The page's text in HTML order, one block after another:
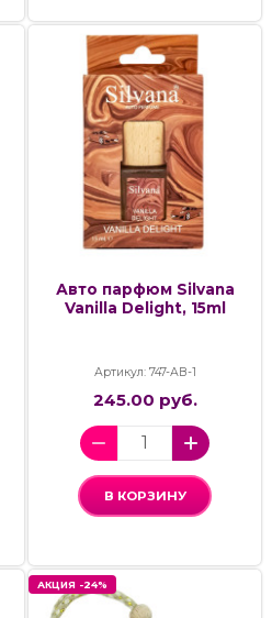
Авто парфюм Silvana
Vanilla Delight, 15ml
Артикул: 747-АВ-1
245.00 руб.
В КОРЗИНУ
АКЦИЯ -24%